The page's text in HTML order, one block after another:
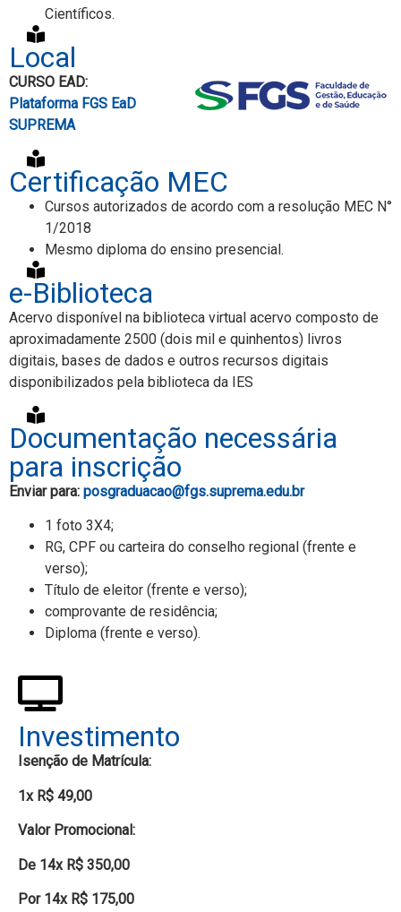
Científicos.
Local
CURSO EAD:
Plataforma FGS EaD
SUPREMA
Certificação MEC
Cursos autorizados de acordo com a resolução MEC N°
1/2018
Mesmo diploma do ensino presencial.
e-Biblioteca
Acervo disponível na biblioteca virtual acervo composto de
aproximadamente 2500 (dois mil e quinhentos) livros
digitais, bases de dados e outros recursos digitais
disponibilizados pela biblioteca da IES
Documentação necessária
para inscrição
Enviar para: posgraduacao@fgs.suprema.edu.br
1 foto 3X4;
RG, CPF ou carteira do conselho regional (frente e
verso);
Título de eleitor (frente e verso);
comprovante de residência;
Diploma (frente e verso).
Investimento
Isenção de Matrícula:
1x R$ 49,00
Valor Promocional:
De 14x R$ 350,00
Por14x R$ 175,00